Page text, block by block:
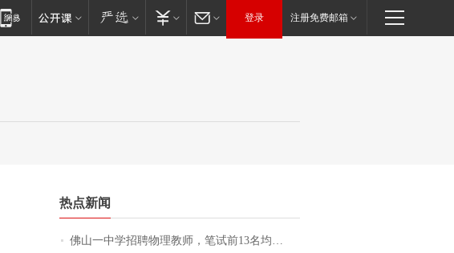
登录 注册免费邮箱
热点新闻
佛山一中学招聘物理教师，笔试前13名均遭淘汰？教育局：已叫停招聘，成立调查组全面核查